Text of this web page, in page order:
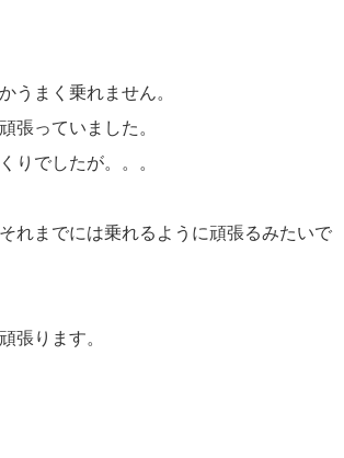
うまく乗れません。
張っていました。
りでしたが。。。
れまでには乗れるように頑張るみたいで
張ります。